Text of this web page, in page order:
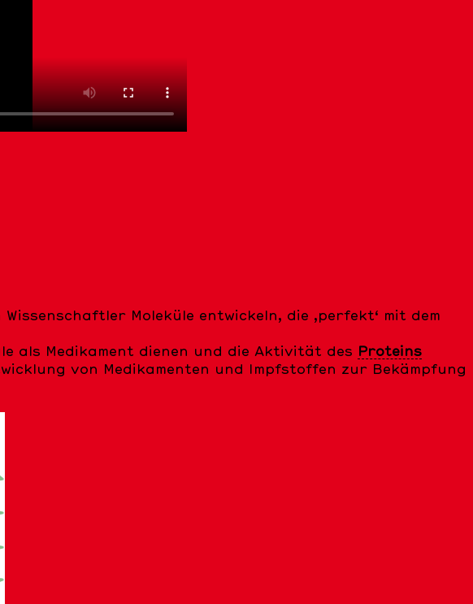
Wissenschaftler Moleküle entwickeln, die ‚perfekt‘ mit dem
als Medikament dienen und die Aktivität des
Proteins
von Medikamenten und Impfstoffen zur Bekämpfung